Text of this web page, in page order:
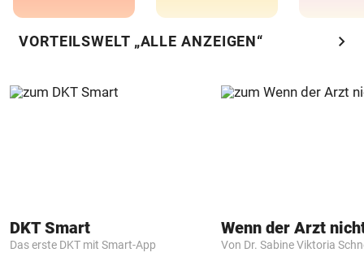
VORTEILSWELT „ALLE ANZEIGEN“ chevron_right
DKT Smart
Das erste DKT mit Smart-App Von Dr. Sabine Viktoria